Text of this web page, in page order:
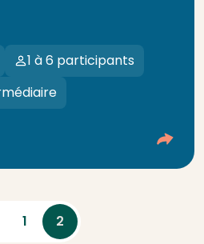
1 à 6 participants
1 2